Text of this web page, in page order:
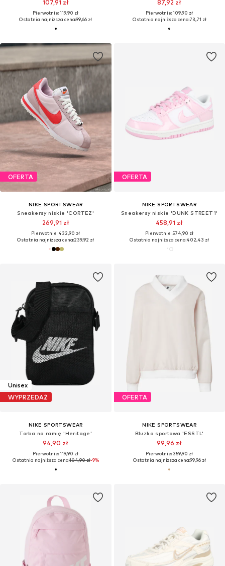
107,91 zł
Pierwotnie: 119,90 zł
Ostatnia najniższa cena:99,66 zł
87,92 zł
Pierwotnie: 109,90 zł
Ostatnia najniższa cena:73,71 zł
OFERTA
NIKE SPORTSWEAR
Sneakersy niskie 'CORTEZ'
269,91 zł
Pierwotnie: 432,90 zł
Ostatnia najniższa cena:239,92 zł
OFERTA
NIKE SPORTSWEAR
Sneakersy niskie 'DUNK STREET1'
458,91 zł
Pierwotnie: 574,90 zł
Ostatnia najniższa cena:402,43 zł
Unisex
WYPRZEDAŻ
NIKE SPORTSWEAR
Torba na ramię 'Heritage'
94,90 zł
Pierwotnie: 119,90 zł
Ostatnia najniższa cena:104,90 zł-9%
OFERTA
NIKE SPORTSWEAR
Bluzka sportowa 'ESSTL'
99,96 zł
Pierwotnie: 359,90 zł
Ostatnia najniższa cena:99,96 zł